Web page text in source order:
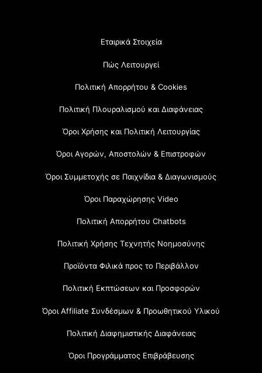
Εταιρικά Στοιχεία
Πώς Λειτουργεί
Πολιτική Απορρήτου & Cookies
Πολιτική Πλουραλισμού και Διαφάνειας
Όροι Χρήσης και Πολιτική Λειτουργίας
Όροι Αγορών, Αποστολών & Επιστροφών
Όροι Συμμετοχής σε Παιχνίδια & Διαγωνισμούς
Όροι Παραχώρησης Video
Πολιτική Απορρήτου Chatbots
Πολιτική Χρήσης Τεχνητής Νοημοσύνης
Προϊόντα Φιλικά προς το Περιβάλλον
Πολιτική Εκπτώσεων και Προσφορών
Όροι Affiliate Συνδέσμων & Προωθητικού Υλικού
Πολιτική Διαφημιστικής Διαφάνειας
Όροι Προγράμματος Επιβράβευσης